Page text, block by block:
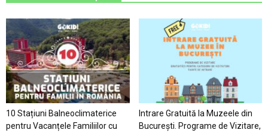
10 Stațiuni Balneoclimaterice
pentru Vacanțele Familiilor cu
Intrare Gratuită la Muzeele din
București. Programe de Vizitare,